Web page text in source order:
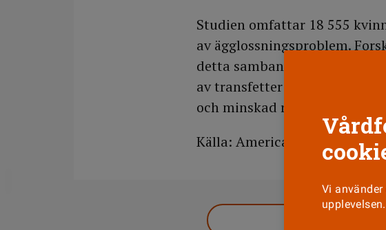
Studien omfattar 18 555
av ägglossningsproblem.
detta samband påvisas bör
av transfetter mot andra
och minskad risk för
Källa: American Journal of
Vi
upplevelsen.